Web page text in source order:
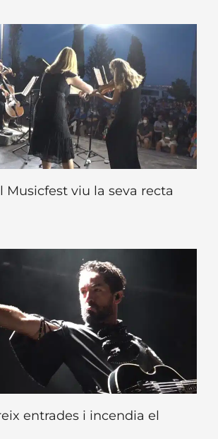
Musicfest viu la seva recta
entrades i incendia el